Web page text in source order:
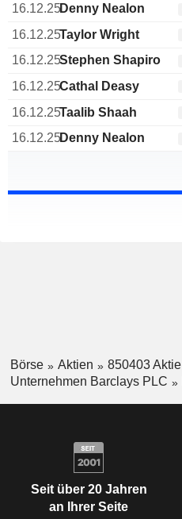
16.12.25Denny Nealon
16.12.25Taylor Wright
16.12.25Stephen Shapiro
16.12.25Cathal Deasy
16.12.25Taalib Shaah
16.12.25Denny Nealon
Börse Aktien
850403 Aktie
Unternehmen Barclays PLC
Seit über 20 Jahren
an Ihrer Seite